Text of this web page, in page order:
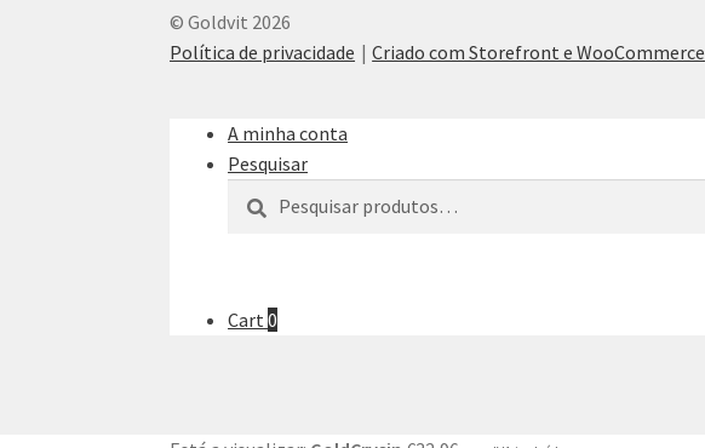
© Goldvit 2026
Política de privacidade
Criado com Storefront e WooCommerce
A minha conta
Pesquisar
por:
Cart0